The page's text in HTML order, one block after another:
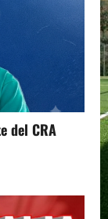
del CRA